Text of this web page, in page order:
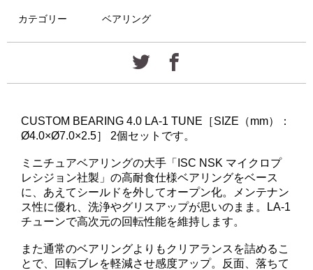
カテゴリー ベアリング
CUSTOM BEARING 4.0 LA-1 TUNE［SIZE（mm）：
Ø4.0×Ø7.0×2.5］ 2個セットです。
ミニチュアベアリングの大手「ISC NSK マイクロプ
レシジョン社製」の高耐食仕様ベアリングをベース
に、あえてシールドを外してオープン化。メンテナン
ス性に優れ、洗浄やグリスアップが思いのまま。LA-1
チューンで高次元の回転性能を維持します。
また通常のベアリングよりもクリアランスを詰めるこ
とで、回転ブレを軽減させ感度アップ。反面、落ちて